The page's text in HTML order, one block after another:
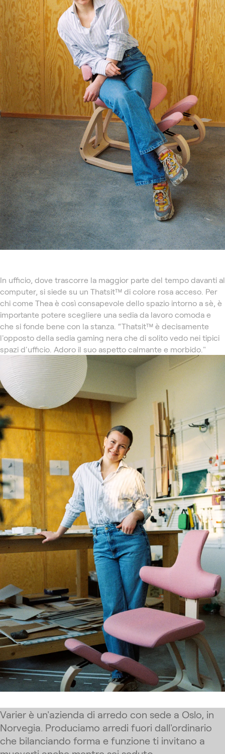
In ufficio, dove trascorre la maggior parte del tempo davanti al
computer, si siede su un Thatsit™ di colore rosa acceso. Per
chi come Thea è così consapevole dello spazio intorno a sè, è
importante potere scegliere una sedia da lavoro comoda e
che si fonde bene con la stanza. “Thatsit™ è decisamente
l'opposto della sedia gaming nera che di solito vedo nei tipici
spazi d'ufficio. Adoro il suo aspetto calmante e morbido."
Varier è un'azienda di arredo con sede a Oslo, in
Norvegia. Produciamo arredi fuori dall'ordinario
che bilanciando forma e funzione ti invitano a